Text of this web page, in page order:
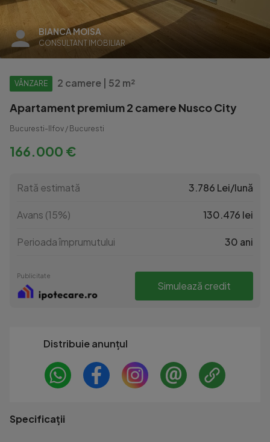
BIANCA MOISA
CONSULTANT IMOBILIAR
VÂNZARE 2 camere | 52 m²
Apartament premium 2 camere Nusco City
Bucuresti-Ilfov / Bucuresti
166.000 €
Rată estimată 3.786 Lei/lună
Avans (15%) 130.476 lei
Perioada împrumutului 30 ani
Publicitate
Simulează credit
Distribuie anunțul
Specificații